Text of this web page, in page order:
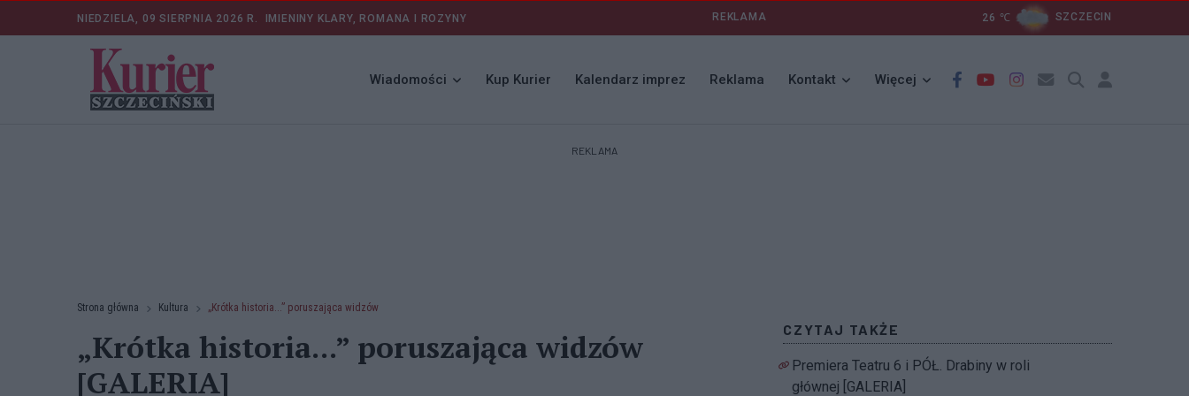
NIEDZIELA, 09 SIERPNIA 2026 R. IMIENINY KLARY, ROMANA I ROZYNY REKLAMA 26 ℃ SZCZECIN
Wiadomości Kup Kurier Kalendarz imprez Reklama Kontakt Więcej
REKLAMA
Strona główna Kultura „Krótka historia...” poruszająca widzów
„Krótka historia...” poruszająca widzów
[GALERIA]
CZYTAJ TAKŻE
Premiera Teatru 6 i PÓŁ. Drabiny w roli
głównej [GALERIA]